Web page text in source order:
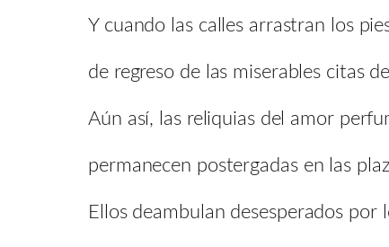
Y cuando las calles arrastran los
de regreso de las miserables citas
Aún así, las reliquias del amor
permanecen postergadas en las
Ellos deambulan desesperados por